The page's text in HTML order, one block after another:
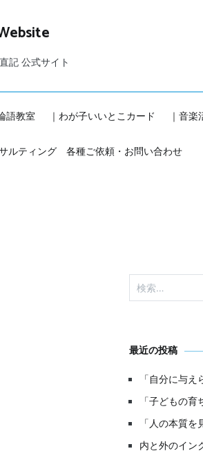
記 公式サイト
語教室 ｜わが子いいとこカード ｜音楽
ルティング 各種ご依頼・お問い合わせ
検
索:
最近の投稿
「自分に与え
「子どもの育
「人の本質を
内と外のイン